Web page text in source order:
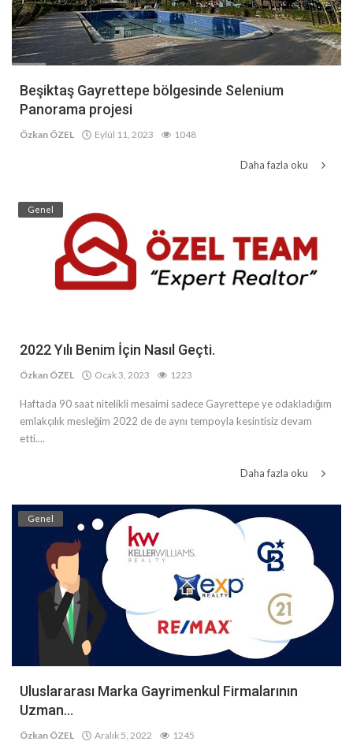
Beşiktaş Gayrettepe bölgesinde Selenium
Panorama projesi
Özkan ÖZEL Eylül 11, 2023 1048
Daha fazla oku
Genel
2022 Yılı Benim İçin Nasıl Geçti.
Özkan ÖZEL Ocak 3, 2023 1223
Haftada 90 saat nitelikli mesaimi sadece Gayrettepe ye odakladığım
emlakçılık mesleğim 2022 de de aynı tempoyla kesintisiz devam
etti....
Daha fazla oku
Genel
Uluslararası Marka Gayrimenkul Firmalarının
Uzman...
Özkan ÖZEL Aralık 5, 2022 1245